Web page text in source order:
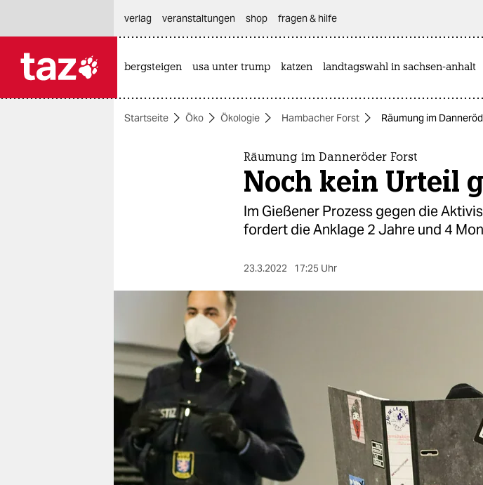
themen
nord
wahrheit
verlag
verlag
veranstaltungen
verlag
veranstaltungen shop fragen & hilfe
bergsteigen usa unter trump katzen landtagswahl in sachsen-anhalt
Startseite Öko Ökologie Hambacher Forst Räumung im
Räumung im Danneröder Forst
Noch kein Urteil
Im Gießener Prozess gegen die
fordert die Anklage 2 Jahre und 4
23.3.2022 17:25 Uhr